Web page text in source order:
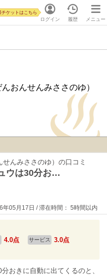
ログイン
チケットはこちら
履歴 メニュー
おんせんみささのゆ）
んみささのゆ）の口コミ
ウは30分お…
05月17日 / 滞在時間： 5時間以内
4.0点 サービス 3.0点
おきに自動に出てくるのと、